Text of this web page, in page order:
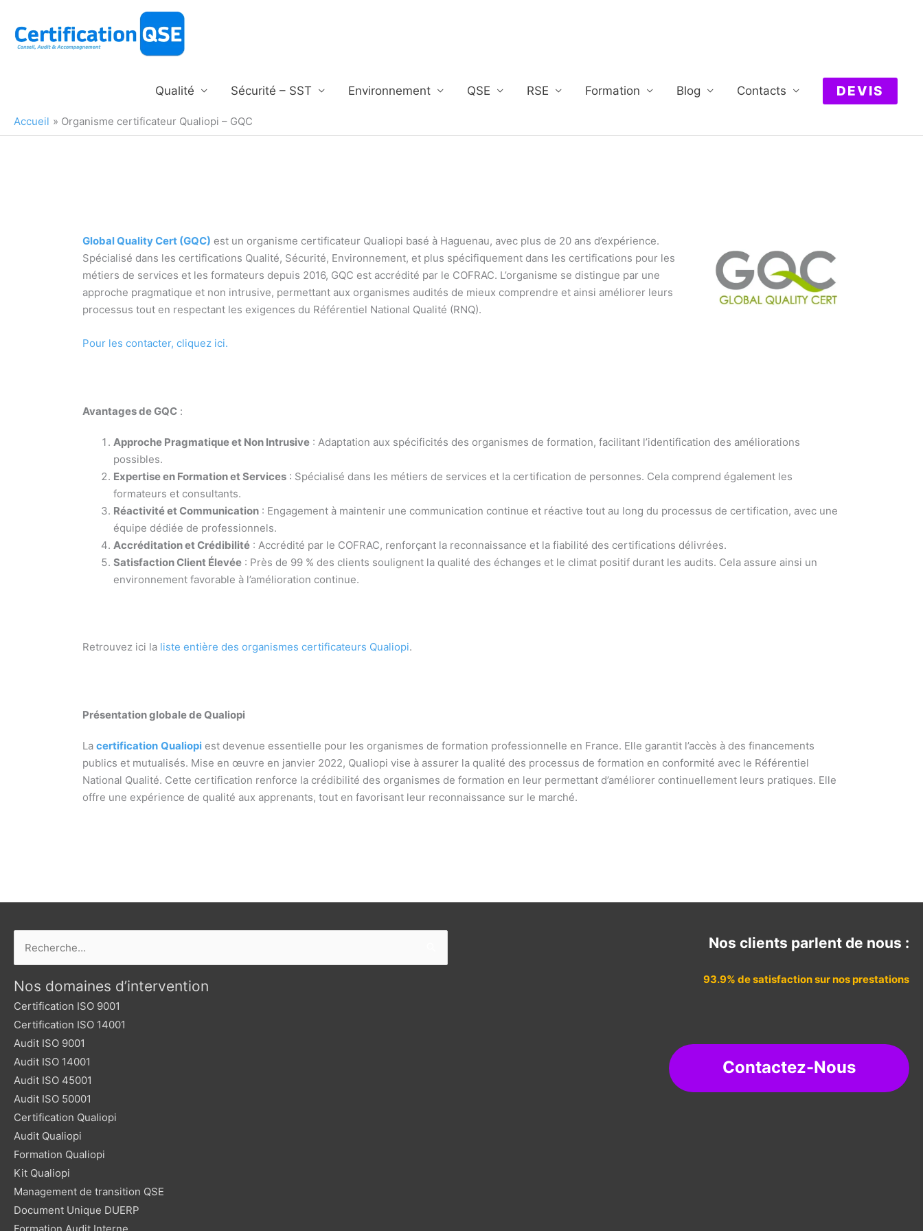
contenu
Qualité Sécurité – SST Environnement QSE RSE Formation Blog Contacts DEVIS
Accueil Organisme certificateur Qualiopi – GQC
Global Quality Cert (GQC) est un organisme certificateur Qualiopi basé à Haguenau, avec plus de 20 ans d’expérience.
Spécialisé dans les certifications Qualité, Sécurité, Environnement, et plus spécifiquement dans les certifications pour les
métiers de services et les formateurs depuis 2016, GQC est accrédité par le COFRAC. L’organisme se distingue par une
approche pragmatique et non intrusive, permettant aux organismes audités de mieux comprendre et ainsi améliorer leurs
processus tout en respectant les exigences du Référentiel National Qualité (RNQ).
Pour les contacter, cliquez ici.
Avantages de GQC :
Approche Pragmatique et Non Intrusive : Adaptation aux spécificités des organismes de formation, facilitant l’identification des améliorations
possibles.
Expertise en Formation et Services : Spécialisé dans les métiers de services et la certification de personnes. Cela comprend également les
formateurs et consultants.
Réactivité et Communication : Engagement à maintenir une communication continue et réactive tout au long du processus de certification, avec une
équipe dédiée de professionnels.
Accréditation et Crédibilité : Accrédité par le COFRAC, renforçant la reconnaissance et la fiabilité des certifications délivrées.
Satisfaction Client Élevée : Près de 99 % des clients soulignent la qualité des échanges et le climat positif durant les audits. Cela assure ainsi un
environnement favorable à l’amélioration continue.
Retrouvez ici la liste entière des organismes certificateurs Qualiopi.
Présentation globale de Qualiopi
Lacertification Qualiopi est devenue essentielle pour les organismes de formation professionnelle en France. Elle garantit l’accès à des financements
publics et mutualisés. Mise en œuvre en janvier 2022, Qualiopi vise à assurer la qualité des processus de formation en conformité avec le Référentiel
National Qualité. Cette certification renforce la crédibilité des organismes de formation en leur permettant d’améliorer continuellement leurs pratiques. Elle
offre une expérience de qualité aux apprenants, tout en favorisant leur reconnaissance sur le marché.
Nos domaines d’intervention
Certification ISO 9001
Certification ISO 14001
Audit ISO 9001
Audit ISO 14001
Audit ISO 45001
Audit ISO 50001
Certification Qualiopi
Audit Qualiopi
Formation Qualiopi
Kit Qualiopi
Management de transition QSE
Document Unique DUERP
Nos clients parlent de nous :
93.9% de satisfaction sur nos prestations
Contactez-Nous